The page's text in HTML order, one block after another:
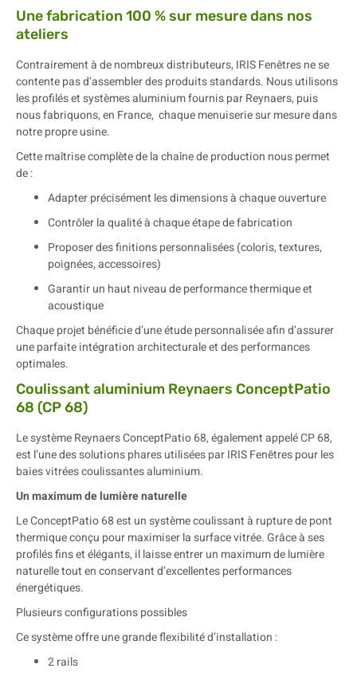
Une fabrication 100 % sur mesure dans nos
ateliers
Contrairement à de nombreux distributeurs, IRIS Fenêtres ne se
contente pas d’assembler des produits standards. Nous utilisons
les profilés et systèmes aluminium fournis par Reynaers, puis
nous fabriquons, en France, chaque menuiserie sur mesure dans
notre propre usine.
Cette maîtrise complète de la chaîne de production nous permet
de :
Adapter précisément les dimensions à chaque ouverture
Contrôler la qualité à chaque étape de fabrication
Proposer des finitions personnalisées (coloris, textures,
poignées, accessoires)
Garantir un haut niveau de performance thermique et
acoustique
Chaque projet bénéficie d’une étude personnalisée afin d’assurer
une parfaite intégration architecturale et des performances
optimales.
Coulissant aluminium Reynaers ConceptPatio
68 (CP 68)
Le système Reynaers ConceptPatio 68, également appelé CP 68,
est l’une des solutions phares utilisées par IRIS Fenêtres pour les
baies vitrées coulissantes aluminium.
Un maximum de lumière naturelle
Le ConceptPatio 68 est un système coulissant à rupture de pont
thermique conçu pour maximiser la surface vitrée. Grâce à ses
profilés fins et élégants, il laisse entrer un maximum de lumière
naturelle tout en conservant d’excellentes performances
énergétiques.
Plusieurs configurations possibles
Ce système offre une grande flexibilité d’installation :
2 rails